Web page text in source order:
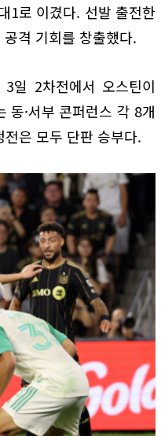
1로 이겼다. 선발 출전한
격 기회를 창출했다.
일 2차전에서 오스틴이
동·서부 콘퍼런스 각 8개
은 모두 단판 승부다.